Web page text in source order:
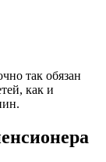
так обязан
как и